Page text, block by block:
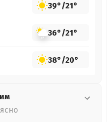
39°/21°
36°/21°
38°/20°